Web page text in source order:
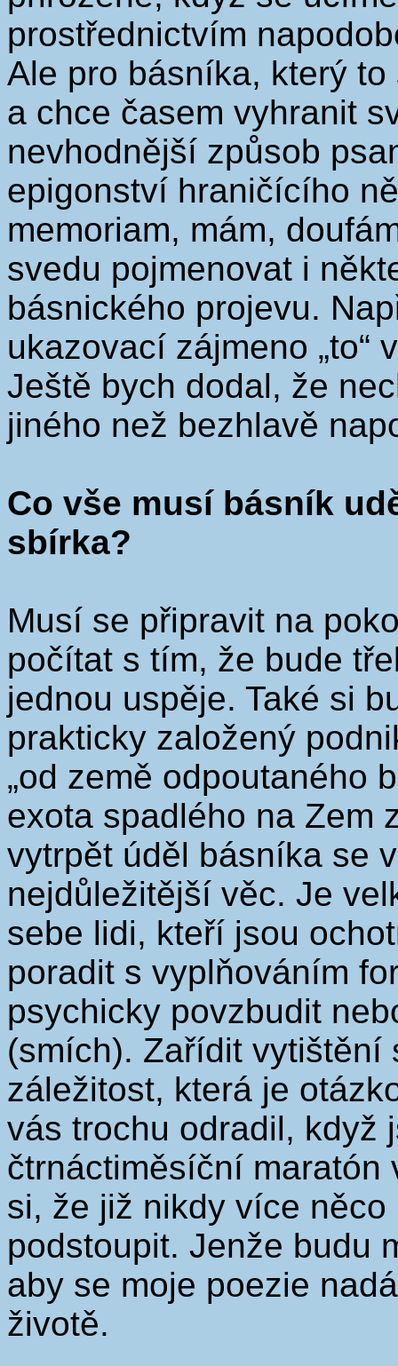
prostřednictvím
Ale pro básníka, který
a chce časem vyhranit
nevhodnější způsob
epigonství hraničícího
memoriam, mám,
svedu pojmenovat i
básnického projevu.
ukazovací zájmeno „to“
Ještě bych dodal, že
jiného než bezhlavě
Co vše musí básník
sbírka?
Musí se připravit na
počítat s tím, že bude
jednou uspěje. Také si
prakticky založený
„od země odpoutaného
exota spadlého na Zem
vytrpět úděl básníka se
nejdůležitější věc. Je
sebe lidi, kteří jsou
poradit s vyplňováním
psychicky povzbudit
(smích). Zařídit vytištění
záležitost, která je
vás trochu odradil, když
čtrnáctiměsíční maratón
si, že již nikdy více
podstoupit. Jenže budu
aby se moje poezie
životě.